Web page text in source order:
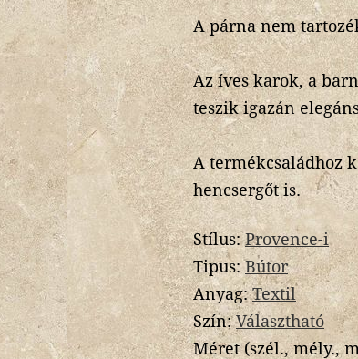
A párna nem
Az íves karok, a
teszik igazán
A termékcsaládhoz
hencsergőt is.
Stílus:Provence-i
Tipus:Bútor
Anyag:Textil
Szín:Választható
Méret (szél., mély.,